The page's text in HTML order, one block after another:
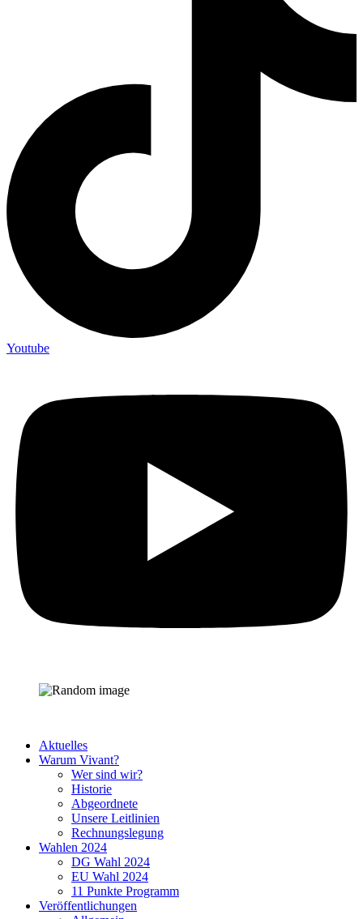
Youtube
Aktuelles
Warum Vivant?
Wer sind wir?
Historie
Abgeordnete
Unsere Leitlinien
Rechnungslegung
Wahlen 2024
DG Wahl 2024
EU Wahl 2024
11 Punkte Programm
Veröffentlichungen